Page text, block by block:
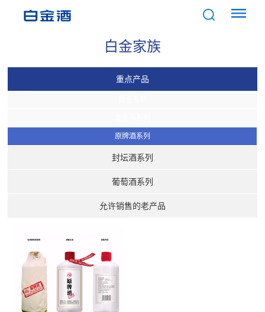
白金家族
重点产品
原牌酒系列
封坛酒系列
葡萄酒系列
允许销售的老产品